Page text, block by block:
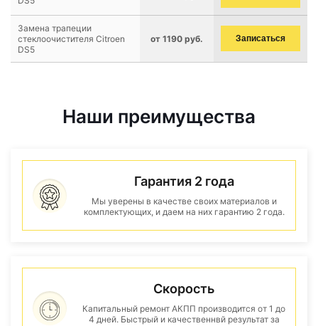
Замена трапеции
стеклоочистителя Citroen
DS5
от 1190 руб. Записаться
Наши преимущества
Гарантия 2 года
Мы уверены в качестве своих материалов и
комплектующих, и даем на них гарантию 2 года.
Скорость
Капитальный ремонт АКПП производится от 1 до
4 дней. Быстрый и качественнвй результат за